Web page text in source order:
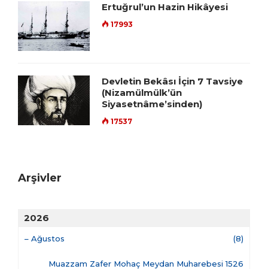
Ertuğrul’un Hazin Hikâyesi
17993
Devletin Bekâsı İçin 7 Tavsiye
(Nizamülmülk’ün
Siyasetnâme’sinden)
17537
Arşivler
2026
– Ağustos (8)
Muazzam Zafer Mohaç Meydan Muharebesi 1526